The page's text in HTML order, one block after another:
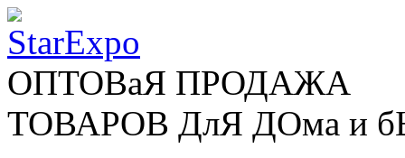
ОПТОВаЯ ПРОДАЖА
ТОВАРОВ ДлЯ ДОма и